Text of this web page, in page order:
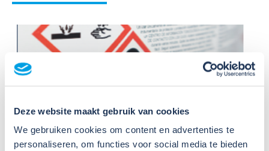
Deze website maakt gebruik van cookies
We gebruiken cookies om content en advertenties te
personaliseren, om functies voor social media te bieden
09
2026